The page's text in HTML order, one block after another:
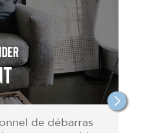
de débarras